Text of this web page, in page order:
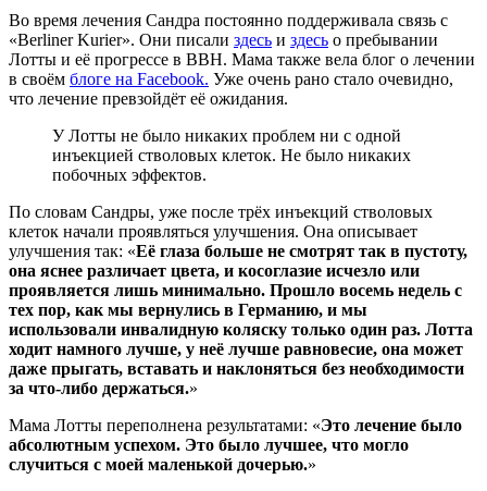
Во время лечения Сандра постоянно поддерживала связь с
«Berliner Kurier». Они писали здесь и здесь о пребывании
Лотты и её прогрессе в BBH. Мама также вела блог о лечении
в своём блоге на Facebook. Уже очень рано стало очевидно,
что лечение превзойдёт её ожидания.
У Лотты не было никаких проблем ни с одной
инъекцией стволовых клеток. Не было никаких
побочных эффектов.
По словам Сандры, уже после трёх инъекций стволовых
клеток начали проявляться улучшения. Она описывает
улучшения так: «Её глаза больше не смотрят так в пустоту,
она яснее различает цвета, и косоглазие исчезло или
проявляется лишь минимально. Прошло восемь недель с
тех пор, как мы вернулись в Германию, и мы
использовали инвалидную коляску только один раз. Лотта
ходит намного лучше, у неё лучше равновесие, она может
даже прыгать, вставать и наклоняться без необходимости
за что-либо держаться.»
Мама Лотты переполнена результатами: «Это лечение было
абсолютным успехом. Это было лучшее, что могло
случиться с моей маленькой дочерью.»